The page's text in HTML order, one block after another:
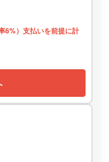
6%）支払いを前提に計